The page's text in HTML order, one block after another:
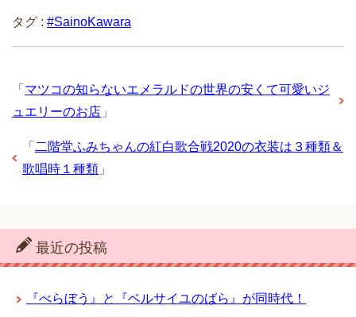
タグ : #SainoKawara
「 マツコの知らないエメラルドの世界の安くて可愛いジ
ュエリーのお店 」
「 二階堂ふみちゃんの紅白歌合戦2020の衣装は３種類＆
歌唱時１種類 」
最近の投稿
『べらぼう』と『ベルサイユのばら』が同時代！